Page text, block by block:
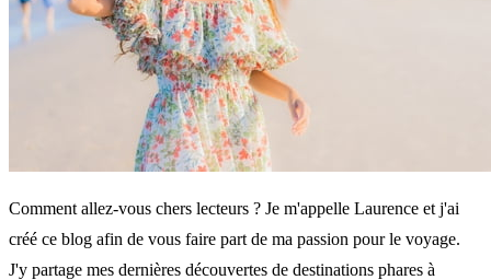
Comment allez-vous chers lecteurs ? Je m'appelle Laurence et j'ai
créé ce blog afin de vous faire part de ma passion pour le voyage.
J'y partage mes dernières découvertes de destinations phares à